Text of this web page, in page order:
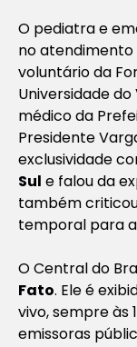
O pediatra e
no atendimento
voluntário da
Universidade do
médico da
Presidente
exclusividade
Sul e falou da
também
temporal para
OCentral do
Fato. Ele é
vivo, sempre às
emissoras